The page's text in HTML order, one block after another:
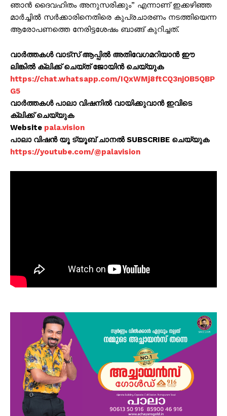
ഞാന്‍ ദൈവഹിതം അനുസരിക്കും” എന്നാണ് ഇക്കഴിഞ്ഞ
മാര്‍ച്ചില്‍ സര്‍ക്കാരിനെതിരെ കുപ്രചാരണം നടത്തിയെന്ന
ആരോപണത്തെ നേരിട്ടശേഷം ബാങ്ങ് കുറിച്ചത്.
വാർത്തകൾ വാട്സ് ആപ്പിൽ അതിവേഗമറിയാൻ ഈ
ലിങ്കിൽ ക്ലിക്ക് ചെയ്ത് ജോയിൻ ചെയ്യുക
https://chat.whatsapp.com/IQxWMj8ftCQ3njOB5QBP
G5
വാർത്തകൾ പാലാ വിഷനിൽ വായിക്കുവാൻ ഇവിടെ
ക്ലിക്ക് ചെയ്യുക
Website pala.vision
പാലാ വിഷൻ യൂ ട്യൂബ് ചാനൽ SUBSCRIBE ചെയ്യുക
https://youtube.com/@palavision